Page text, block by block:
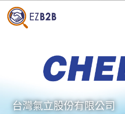
台灣氣立股份有限公司